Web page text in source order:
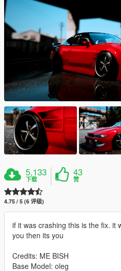
5,133
下载
43
赞
4.75 / 5 (6 评级)
if it was crashing this is the fix. it
you then its you
Credits: ME BISH
Base Model: oleg